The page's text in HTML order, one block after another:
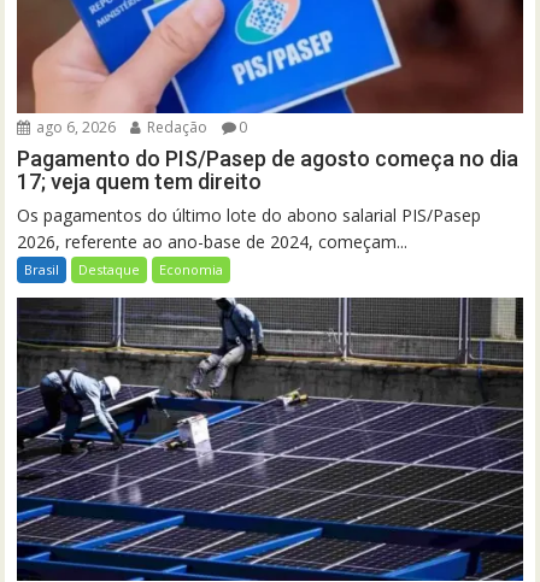
ago 6, 2026 Redação 0
Pagamento do PIS/Pasep de agosto começa no dia
17; veja quem tem direito
Os pagamentos do último lote do abono salarial PIS/Pasep
2026, referente ao ano-base de 2024, começam...
Brasil Destaque Economia